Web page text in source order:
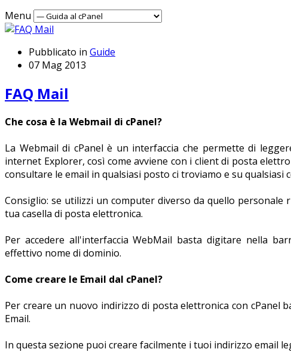
Menu
Pubblicato in Guide
07 Mag 2013
FAQ Mail
Che cosa è la Webmail di cPanel?
La Webmail di cPanel è un interfaccia che permette di
internet Explorer, così come avviene con i client di posta
consultare le email in qualsiasi posto ci troviamo e su
Consiglio: se utilizzi un computer diverso da quello
tua casella di posta elettronica.
Per accedere all'interfaccia WebMail basta digitare nella
effettivo nome di dominio.
Come creare le Email dal cPanel?
Per creare un nuovo indirizzo di posta elettronica con cPanel
Email.
In questa sezione puoi creare facilmente i tuoi indirizzo email